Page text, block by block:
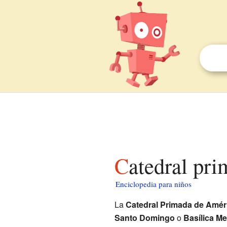
Catedral
Enciclopedia para niños
LaCatedral Primada de
Santo Domingo o Basílica